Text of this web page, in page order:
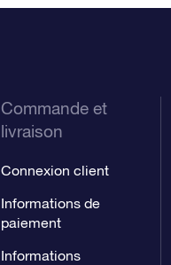
Commande et
livraison
Connexion client
Informations de
paiement
Informations